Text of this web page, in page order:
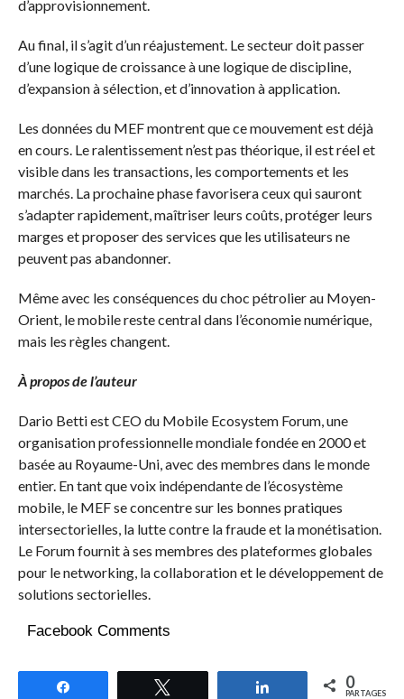
d’approvisionnement.
Au final, il s’agit d’un réajustement. Le secteur doit passer
d’une logique de croissance à une logique de discipline,
d’expansion à sélection, et d’innovation à application.
Les données du MEF montrent que ce mouvement est déjà
en cours. Le ralentissement n’est pas théorique, il est réel et
visible dans les transactions, les comportements et les
marchés. La prochaine phase favorisera ceux qui sauront
s’adapter rapidement, maîtriser leurs coûts, protéger leurs
marges et proposer des services que les utilisateurs ne
peuvent pas abandonner.
Même avec les conséquences du choc pétrolier au Moyen-
Orient, le mobile reste central dans l’économie numérique,
mais les règles changent.
À propos de l’auteur
Dario Betti est CEO du Mobile Ecosystem Forum, une
organisation professionnelle mondiale fondée en 2000 et
basée au Royaume-Uni, avec des membres dans le monde
entier. En tant que voix indépendante de l’écosystème
mobile, le MEF se concentre sur les bonnes pratiques
intersectorielles, la lutte contre la fraude et la monétisation.
Le Forum fournit à ses membres des plateformes globales
pour le networking, la collaboration et le développement de
solutions sectorielles.
Facebook Comments
Partagez 0
PARTAGES